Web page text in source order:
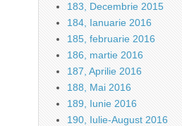
183, Decembrie 2015
184, Ianuarie 2016
185, februarie 2016
186, martie 2016
187, Aprilie 2016
188, Mai 2016
189, Iunie 2016
190, Iulie-August 2016